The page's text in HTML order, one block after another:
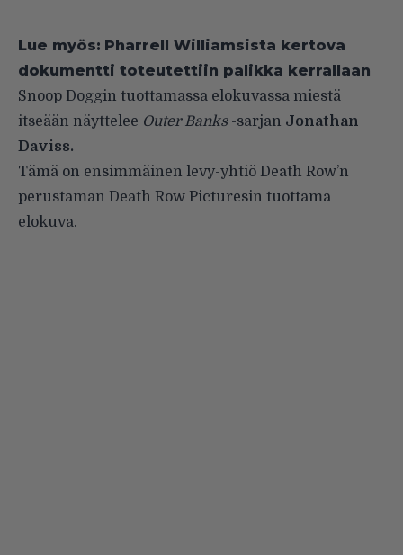
Lue myös: Pharrell Williamsista kertova
dokumentti toteutettiin palikka kerrallaan
Snoop Doggin tuottamassa elokuvassa miestä
itseään näyttelee Outer Banks-sarjan Jonathan
Daviss.
Tämä on ensimmäinen levy-yhtiö Death Row’n
perustaman Death Row Picturesin tuottama
elokuva.